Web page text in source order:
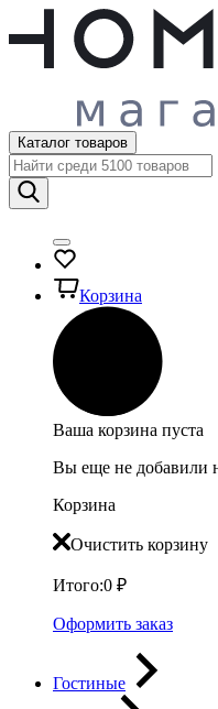
Каталог товаров
Корзина
Ваша корзина пуста
Вы еще не добавили
Корзина
Очистить корзину
Итого:0 ₽
Оформить заказ
Гостиные